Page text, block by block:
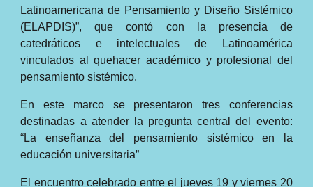
Latinoamericana de Pensamiento y Diseño Sistémico
(ELAPDIS)”, que contó con la presencia de
catedráticos e intelectuales de Latinoamérica
vinculados al quehacer académico y profesional del
pensamiento sistémico.
En este marco se presentaron tres conferencias
destinadas a atender la pregunta central del evento:
“La enseñanza del pensamiento sistémico en la
educación universitaria”
El encuentro celebrado entre el jueves 19 y viernes 20